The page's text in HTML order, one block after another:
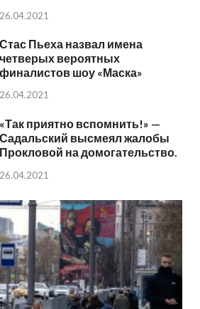
26.04.2021
Стас Пьеха назвал имена
четверых вероятных
финалистов шоу «Маска»
26.04.2021
«Так приятно вспомнить!» —
Садальский высмеял жалобы
Прокловой на домогательство.
26.04.2021